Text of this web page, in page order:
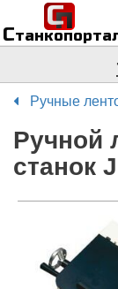
С п
С
Ручные
Ручной
станок